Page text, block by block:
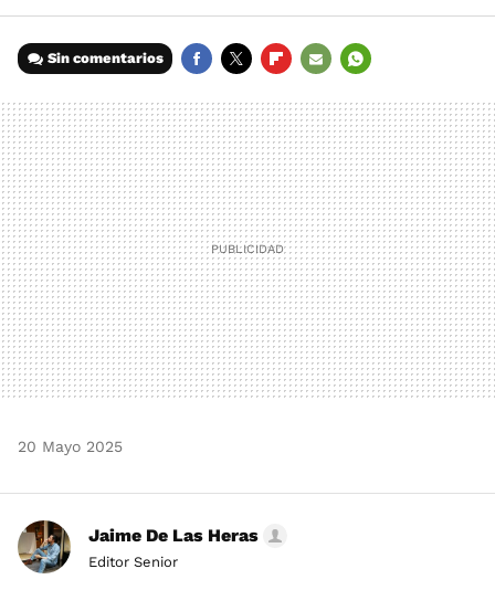
Sin comentarios
MAIL
20 Mayo 2025
Jaime De Las Heras
Editor Senior